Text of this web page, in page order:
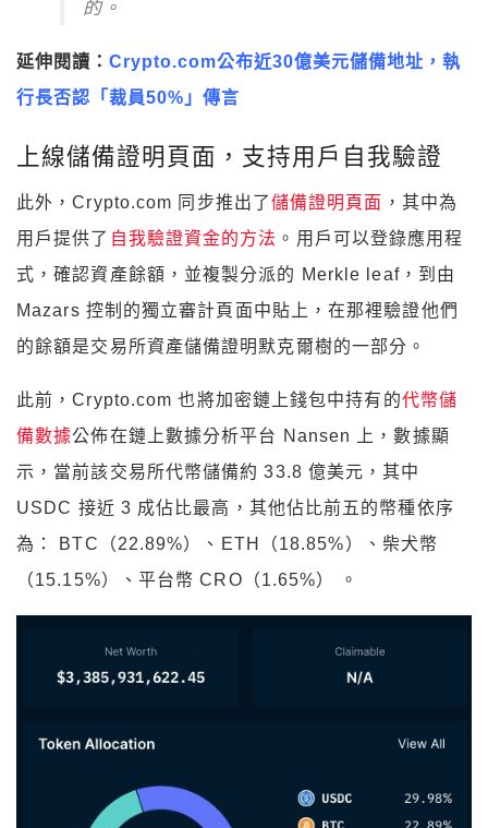
延伸閱讀： Crypto.com公布近30億美元儲備地址，執
行長否認「裁員50%」傳言
上線儲備證明頁面，支持用戶自我驗證
此外，Crypto.com 同步推出了儲備證明頁面，其中為
用戶提供了
自我驗證資金的方法。用戶可以登錄應用程
式，確認資產餘額，並複製分派的 Merkle leaf，到由
Mazars 控制的獨立審計頁面中貼上，在那裡驗證他們
的餘額是交易所資產儲備證明默克爾樹的一部分。
此前，Crypto.com 也將加密鏈上錢包中持有的代幣儲
備數據
公佈在鏈上數據分析平台 Nansen 上，數據顯
示，當前該交易所代幣儲備約 33.8 億美元，其中
USDC 接近 3 成佔比最高，其他佔比前五的幣種依序
為： BTC（22.89%）、ETH（18.85%）、柴犬幣
（15.15%）、平台幣 CRO（1.65%） 。